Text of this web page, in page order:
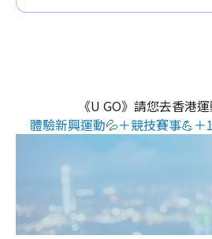
《U GO》請您去香港
體驗新興運動💦＋競技賽事💪＋